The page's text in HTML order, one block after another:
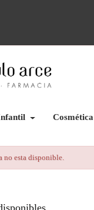
Cosmética
no esta disponible.